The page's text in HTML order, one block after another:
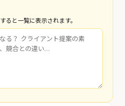
ると一覧に表示されます。